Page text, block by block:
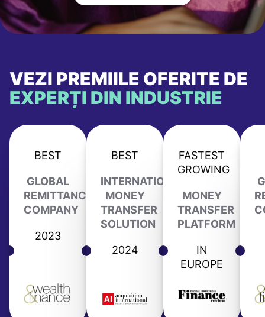
VEZI PREMIILE OFERITE DE
EXPERȚI DIN INDUSTRIE
BEST
GLOBAL
REMITTANCE
COMPANY
2023
BEST
INTERNATIONAL
MONEY
TRANSFER
SOLUTION
2024
FASTEST
GROWING
MONEY
TRANSFER
PLATFORM
IN
EUROPE